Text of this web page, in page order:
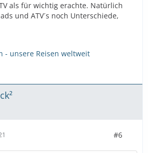
als für wichtig erachte. Natürlich
und ATV´s noch Unterschiede,
- unsere Reisen weltweit
#6